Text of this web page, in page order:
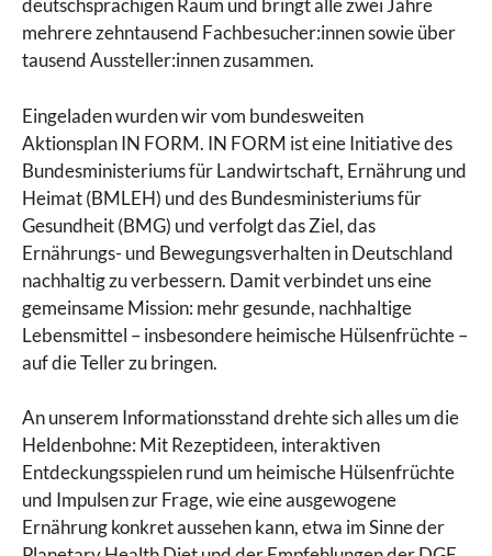
deutschsprachigen Raum und bringt alle zwei Jahre
mehrere zehntausend Fachbesucher:innen sowie über
tausend Aussteller:innen zusammen.
Eingeladen wurden wir vom bundesweiten
Aktionsplan IN FORM. IN FORM ist eine Initiative des
Bundesministeriums für Landwirtschaft, Ernährung und
Heimat (BMLEH) und des Bundesministeriums für
Gesundheit (BMG) und verfolgt das Ziel, das
Ernährungs- und Bewegungsverhalten in Deutschland
nachhaltig zu verbessern. Damit verbindet uns eine
gemeinsame Mission: mehr gesunde, nachhaltige
Lebensmittel – insbesondere heimische Hülsenfrüchte –
auf die Teller zu bringen.
An unserem Informationsstand drehte sich alles um die
Heldenbohne: Mit Rezeptideen, interaktiven
Entdeckungsspielen rund um heimische Hülsenfrüchte
und Impulsen zur Frage, wie eine ausgewogene
Ernährung konkret aussehen kann, etwa im Sinne der